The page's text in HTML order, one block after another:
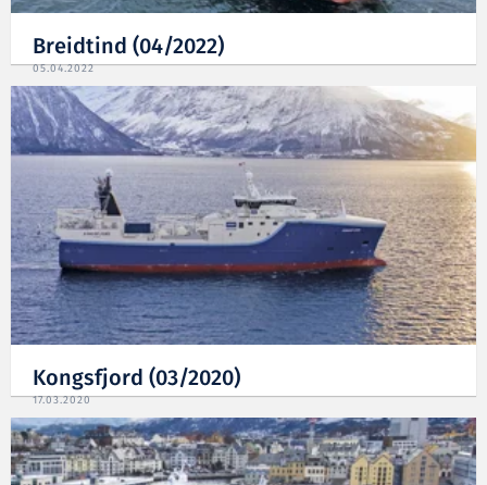
Breidtind (04/2022)
05.04.2022
Kongsfjord (03/2020)
17.03.2020